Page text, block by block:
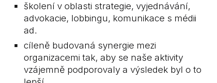
školení v oblasti strategie, vyjednávání,
advokacie, lobbingu, komunikace s médii
ad.
cíleně budovaná synergie mezi
organizacemi tak, aby se naše aktivity
vzájemně podporovaly a výsledek byl o to